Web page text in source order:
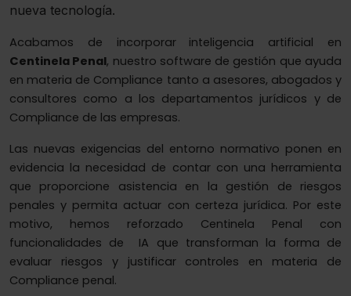
nueva tecnología.
Acabamos de incorporar
inteligencia artificial en
Centinela Penal, nuestro software de gestión que ayuda
en materia de Compliance tanto a asesores, abogados y
consultores como a los departamentos jurídicos y de
Compliance de las empresas.
Las nuevas exigencias del entorno normativo ponen en
evidencia la necesidad de contar con una herramienta
que proporcione asistencia en la gestión de riesgos
penales y permita actuar con certeza jurídica. Por este
motivo, hemos reforzado Centinela Penal con
funcionalidades de IA que transforman la forma de
evaluar riesgos y justificar controles en materia de
Compliance penal.